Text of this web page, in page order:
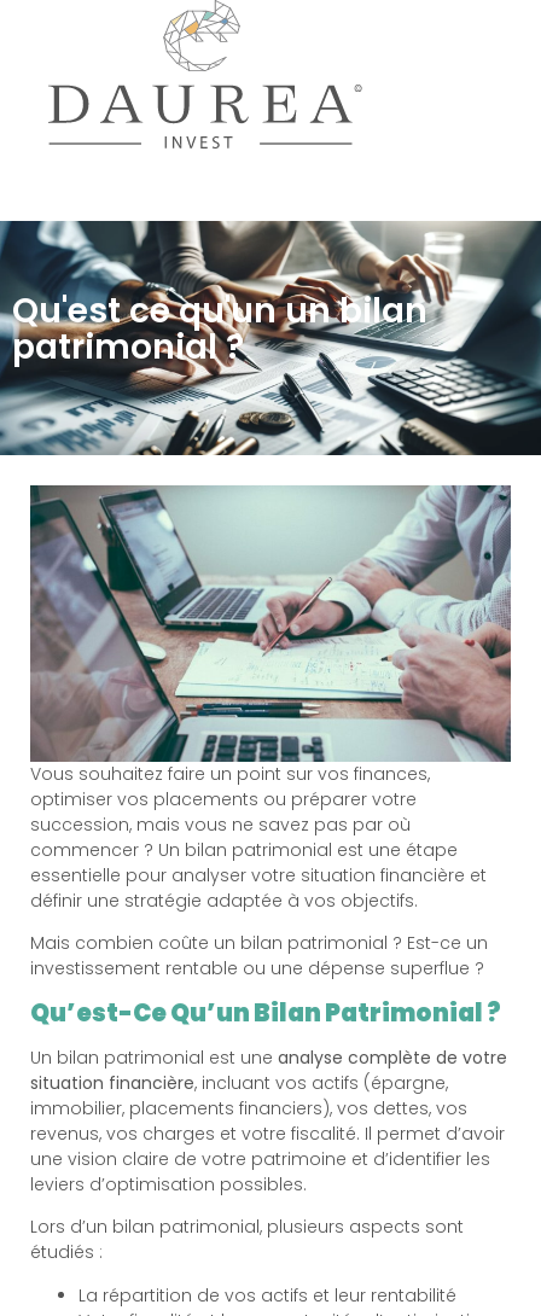
Qu'est ce qu'un un bilan
patrimonial ?
Vous souhaitez faire un point sur vos finances,
optimiser vos placements ou préparer votre
succession, mais vous ne savez pas par où
commencer ? Un bilan patrimonial est une étape
essentielle pour analyser votre situation financière et
définir une stratégie adaptée à vos objectifs.
Mais combien coûte un bilan patrimonial ? Est-ce un
investissement rentable ou une dépense superflue ?
Qu’est-Ce Qu’un Bilan Patrimonial ?
Un bilan patrimonial est une analyse complète de votre
situation financière, incluant vos actifs (épargne,
immobilier, placements financiers), vos dettes, vos
revenus, vos charges et votre fiscalité. Il permet d’avoir
une vision claire de votre patrimoine et d’identifier les
leviers d’optimisation possibles.
Lors d’un bilan patrimonial, plusieurs aspects sont
étudiés :
La répartition de vos actifs et leur rentabilité